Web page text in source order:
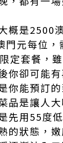
概是2500
門元每位
定套餐，
你卻可能
你能預訂的
品是讓人
先用55度
的狀態，